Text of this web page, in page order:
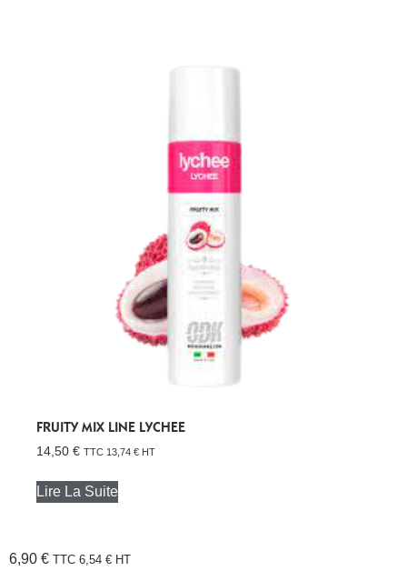
FRUITY MIX LINE LYCHEE
14,50 € TTC 13,74 € HT
Lire La Suite
6,90 € TTC 6,54 € HT